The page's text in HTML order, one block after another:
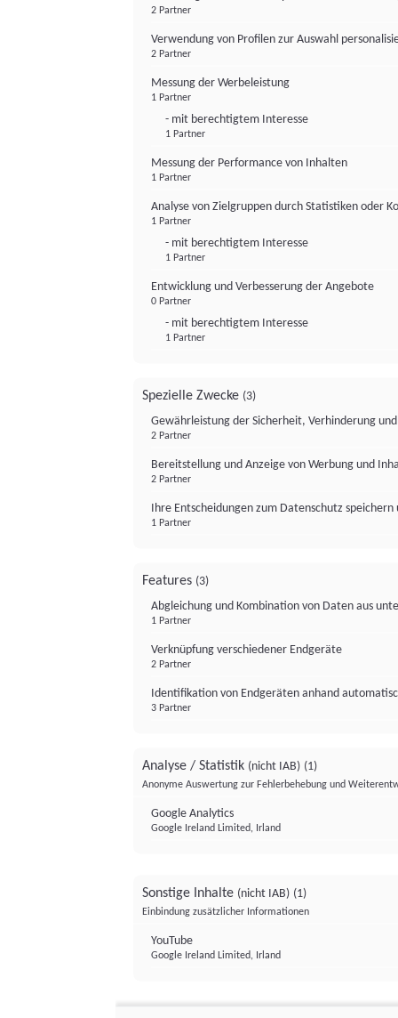
2 Partner
Verwendung von Profilen zur Auswahl
2 Partner
Messung der Werbeleistung
1 Partner
- mit berechtigtem Interesse
1 Partner
Messung der Performance von Inhalten
1 Partner
Analyse von Zielgruppen durch Statistiken oder
1 Partner
- mit berechtigtem Interesse
1 Partner
Entwicklung und Verbesserung der Angebote
0 Partner
- mit berechtigtem Interesse
1 Partner
Spezielle Zwecke (3)
Gewährleistung der Sicherheit, Verhinderung
2 Partner
Bereitstellung und Anzeige von Werbung und
2 Partner
Ihre Entscheidungen zum Datenschutz
1 Partner
Features (3)
Abgleichung und Kombination von Daten aus
1 Partner
Verknüpfung verschiedener Endgeräte
2 Partner
Identifikation von Endgeräten anhand
3 Partner
Analyse / Statistik (nicht IAB) (1)
Anonyme Auswertung zur Fehlerbehebung und
Google Analytics
Google Ireland Limited, Irland
Sonstige Inhalte (nicht IAB) (1)
Einbindung zusätzlicher Informationen
YouTube
Google Ireland Limited, Irland